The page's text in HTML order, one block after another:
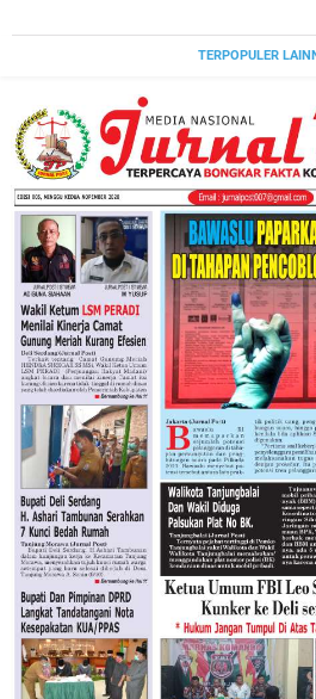
TERPOPULER